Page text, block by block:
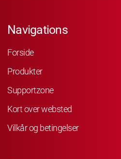
Navigations
Forside
Produkter
Supportzone
Kort over websted
Vilkår og betingelser